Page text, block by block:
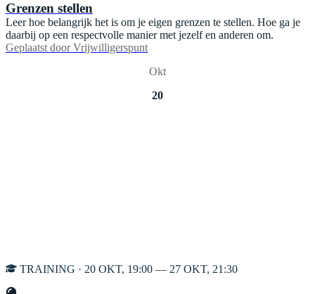
Grenzen stellen
Leer hoe belangrijk het is om je eigen grenzen te stellen. Hoe ga je
daarbij op een respectvolle manier met jezelf en anderen om.
Geplaatst door Vrijwilligerspunt
Okt
20
TRAINING · 20 OKT, 19:00 — 27 OKT, 21:30